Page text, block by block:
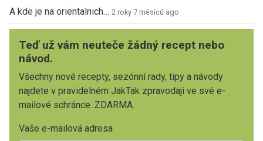
A kde je na orientalnich… 2 roky 7 měsíců ago
Teď už vám neuteče žádný recept nebo
návod.
Všechny nové recepty, sezónní rady, tipy a návody
najdete v pravidelném JakTak zpravodaji ve své e-
mailové schránce. ZDARMA.
Vaše e-mailová adresa